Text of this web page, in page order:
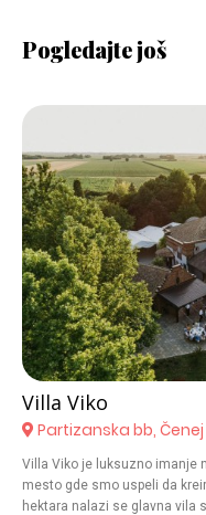
Pogledajte još
Villa Viko
Partizanska bb,
Villa Viko je luksuzno imanje
mesto gde smo uspeli da
hektara nalazi se glavna vila